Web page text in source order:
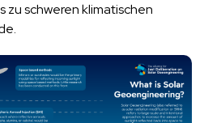
zu schweren klimatischen